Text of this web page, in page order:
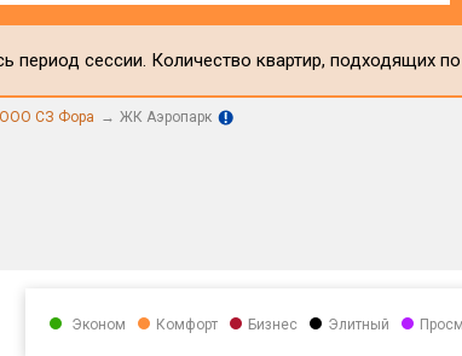
период сессии. Количество квартир, подходящих
ООО СЗ Фора ЖК Аэропарк
Эконом Комфорт Бизнес Элитный